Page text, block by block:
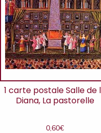
1 carte postale Salle de
Diana, La pastorelle
0,60€